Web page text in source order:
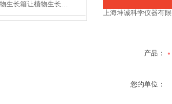
冷光源植物生长箱让植物生长更加稳定和可控
上海坤诚科学仪器有
产品：
您的单位：